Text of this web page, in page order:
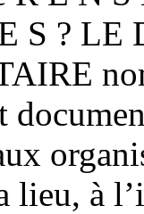
S ? LE
lieu, à